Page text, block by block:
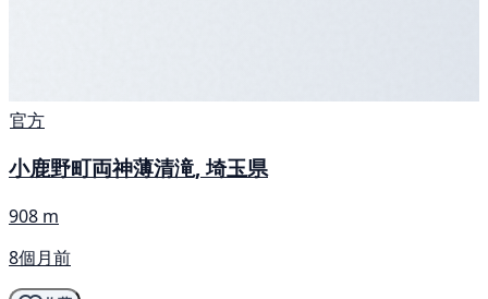
官方
小鹿野町両神薄清滝, 埼玉県
908 m
8個月前